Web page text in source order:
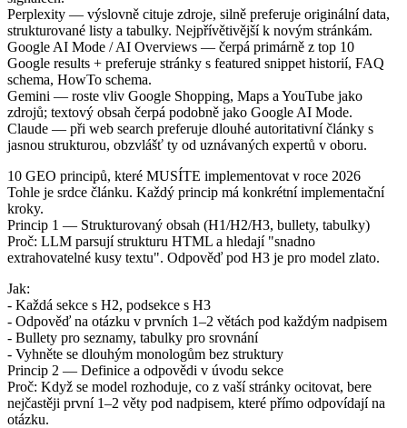
Perplexity — výslovně cituje zdroje, silně preferuje originální data,
strukturované listy a tabulky. Nejpřívětivější k novým stránkám.
Google AI Mode / AI Overviews — čerpá primárně z top 10
Google results + preferuje stránky s featured snippet historií, FAQ
schema, HowTo schema.
Gemini — roste vliv Google Shopping, Maps a YouTube jako
zdrojů; textový obsah čerpá podobně jako Google AI Mode.
Claude — při web search preferuje dlouhé autoritativní články s
jasnou strukturou, obzvlášť ty od uznávaných expertů v oboru.
10 GEO principů, které MUSÍTE implementovat v roce 2026
Tohle je srdce článku. Každý princip má konkrétní implementační
kroky.
Princip 1 — Strukturovaný obsah (H1/H2/H3, bullety, tabulky)
Proč: LLM parsují strukturu HTML a hledají "snadno
extrahovatelné kusy textu". Odpověď pod H3 je pro model zlato.
Jak:
- Každá sekce s H2, podsekce s H3
- Odpověď na otázku v prvních 1–2 větách pod každým nadpisem
- Bullety pro seznamy, tabulky pro srovnání
- Vyhněte se dlouhým monologům bez struktury
Princip 2 — Definice a odpovědi v úvodu sekce
Proč: Když se model rozhoduje, co z vaší stránky ocitovat, bere
nejčastěji první 1–2 věty pod nadpisem, které přímo odpovídají na
otázku.